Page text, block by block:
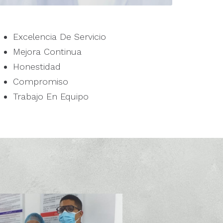
Excelencia De Servicio
Mejora Continua
Honestidad
Compromiso
Trabajo En Equipo